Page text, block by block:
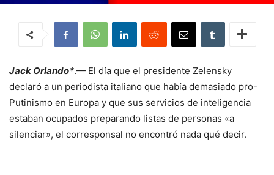
Jack Orlando*.— El día que el presidente Zelensky
declaró a un periodista italiano que había demasiado pro-
Putinismo en Europa y que sus servicios de inteligencia
estaban ocupados preparando listas de personas «a
silenciar», el corresponsal no encontró nada qué decir.